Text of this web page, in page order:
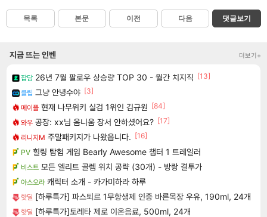
목록 본문 이전 다음 댓글보기
지금 뜨는 인벤 더보기+
잡담 26년 7월 팔로우 상승량 TOP 30 - 월간 치지직 [13]
클립 그냥 안녕수야 [3]
메이플 현재 나무위키 실검 1위인 김규원 [84]
와우 공장: xx님 옴니움 장서 안하셨어요? [17]
리니지M 주말패키지가 나왔읍니다. [16]
PV 힐링 탐험 게임 Bearly Awesome 챕터 1 트레일러
비스트 모든 엘리트 골렘 위치 공략 (30개) - 방랑 결투가
아스오라 캐릭터 소개 - 카가미하라 하루
핫딜 [하루특가] 파스퇴르 1무항생제 인증 바른목장 우유, 190ml, 24개
핫딜 [하루특가]토레타 제로 이온음료, 500ml, 24개